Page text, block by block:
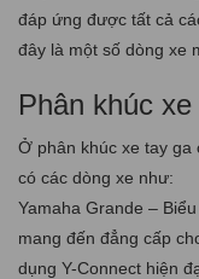
đáp ứng được tất cả
đây là một số dòng xe
Phân khúc
Ở phân khúc xe tay ga
có các dòng xe như:
Yamaha Grande –
mang đến đẳng cấp
dụng Y-Connect hiện